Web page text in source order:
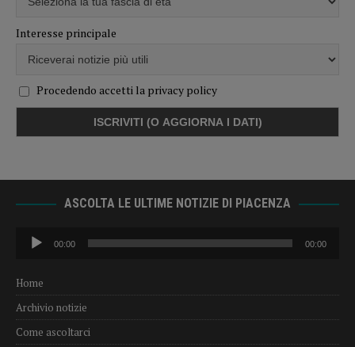
Interesse principale
Procedendo accetti la privacy policy
ASCOLTA LE ULTIME NOTIZIE DI PIACENZA
Audio
Player
00:00 00:00
Home
Archivio notizie
Come ascoltarci